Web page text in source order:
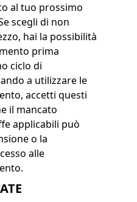
al tuo prossimo
scegli di non
hai la possibilità
prima
ciclo di
a utilizzare le
accetti questi
il mancato
applicabili può
o la
alle